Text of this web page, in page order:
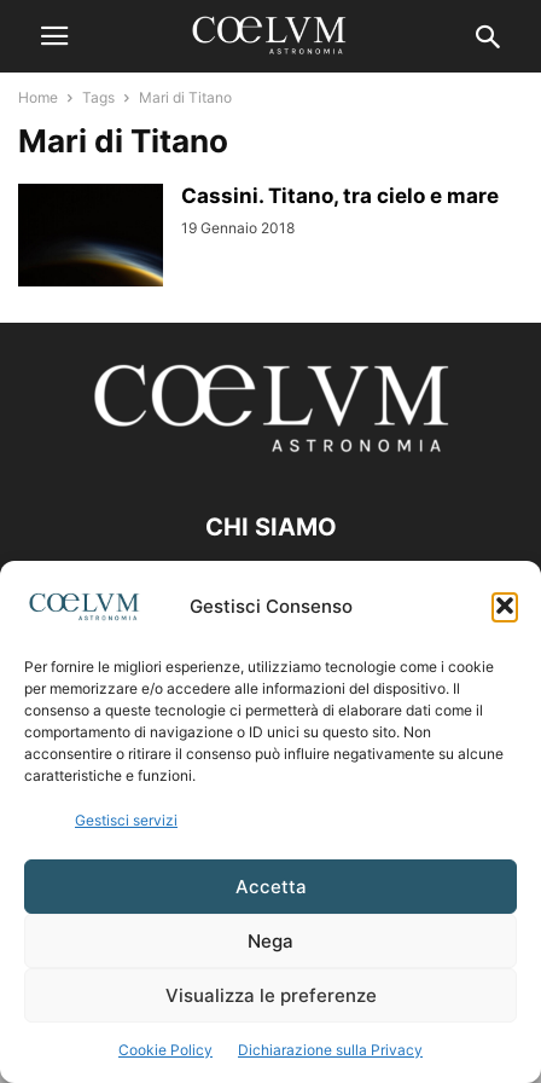
Gestisci Consenso
Per fornire le migliori esperienze, utilizziamo tecnologie come i cookie
per memorizzare e/o accedere alle informazioni del dispositivo. Il
consenso a queste tecnologie ci permetterà di elaborare dati come il
comportamento di navigazione o ID unici su questo sito. Non
acconsentire o ritirare il consenso può influire negativamente su alcune
caratteristiche e funzioni.
Gestisci servizi
Accetta
Nega
Visualizza le preferenze
Cookie Policy Dichiarazione sulla Privacy
Home Tags Mari di Titano
Mari di Titano
Cassini. Titano, tra cielo e mare
19 Gennaio 2018
CHI SIAMO
Contattaci:coelumastro@coelum.com
SEGUICI